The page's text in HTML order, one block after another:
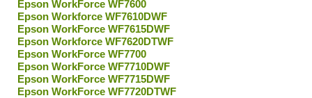
Epson WorkForce WF7600
Epson Workforce WF7610DWF
Epson WorkForce WF7615DWF
Epson Workforce WF7620DTWF
Epson WorkForce WF7700
Epson WorkForce WF7710DWF
Epson WorkForce WF7715DWF
Epson WorkForce WF7720DTWF